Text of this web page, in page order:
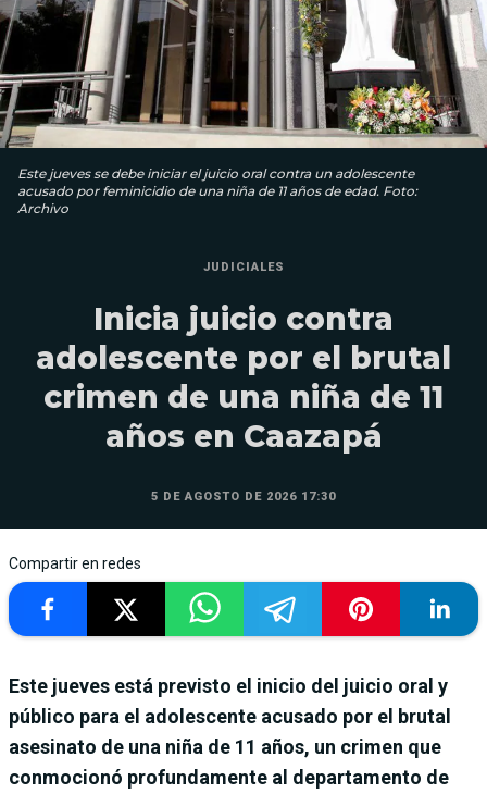
Este jueves se debe iniciar el juicio oral contra un adolescente
acusado por feminicidio de una niña de 11 años de edad. Foto:
Archivo
JUDICIALES
Inicia juicio contra
adolescente por el brutal
crimen de una niña de 11
años en Caazapá
5 DE AGOSTO DE 2026 17:30
Compartir en redes
Este jueves está previsto el inicio del juicio oral y
público para el adolescente acusado por el brutal
asesinato de una niña de 11 años, un crimen que
conmocionó profundamente al departamento de